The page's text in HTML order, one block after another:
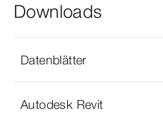
Downloads
Datenblätter
Autodesk Revit